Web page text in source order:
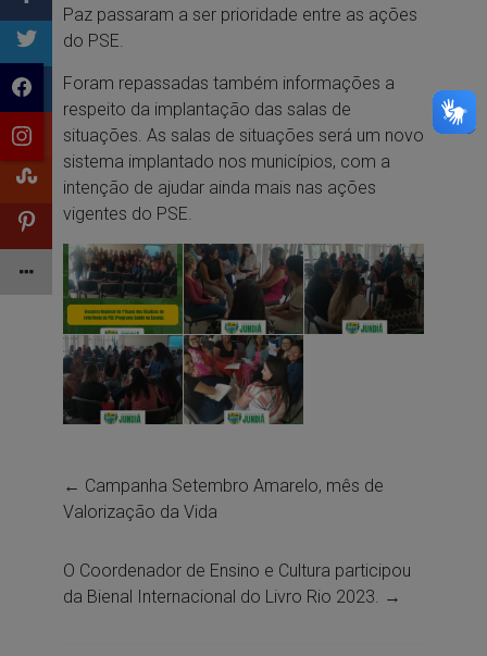
Paz passaram a ser prioridade entre as ações
do PSE.
Foram repassadas também informações a
respeito da implantação das salas de
situações. As salas de situações será um novo
sistema implantado nos municípios, com a
intenção de ajudar ainda mais nas ações
vigentes do PSE.
← Campanha Setembro Amarelo, mês de
Valorização da Vida
O Coordenador de Ensino e Cultura participou
da Bienal Internacional do Livro Rio 2023. →